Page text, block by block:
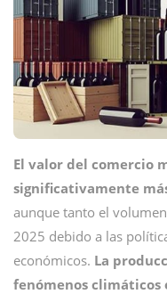
El valor del comercio
significativamente
aunque tanto el
2025 debido a las
económicos. La
fenómenos climáticos